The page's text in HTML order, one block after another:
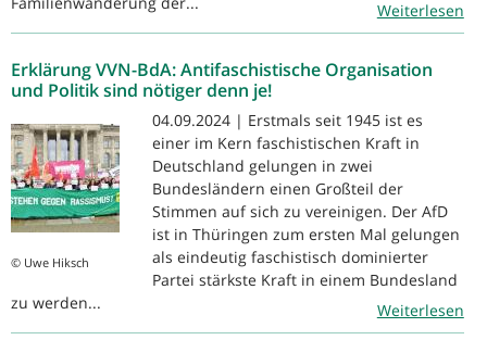
Weiterlesen
Erklärung VVN-BdA: Antifaschistische Organisation
und Politik sind nötiger denn je!
© Uwe Hiksch
04.09.2024 | Erstmals seit 1945 ist es
einer im Kern faschistischen Kraft in
Deutschland gelungen in zwei
Bundesländern einen Großteil der
Stimmen auf sich zu vereinigen. Der AfD
ist in Thüringen zum ersten Mal gelungen
als eindeutig faschistisch dominierter
Partei stärkste Kraft in einem Bundesland
zu werden...
Weiterlesen